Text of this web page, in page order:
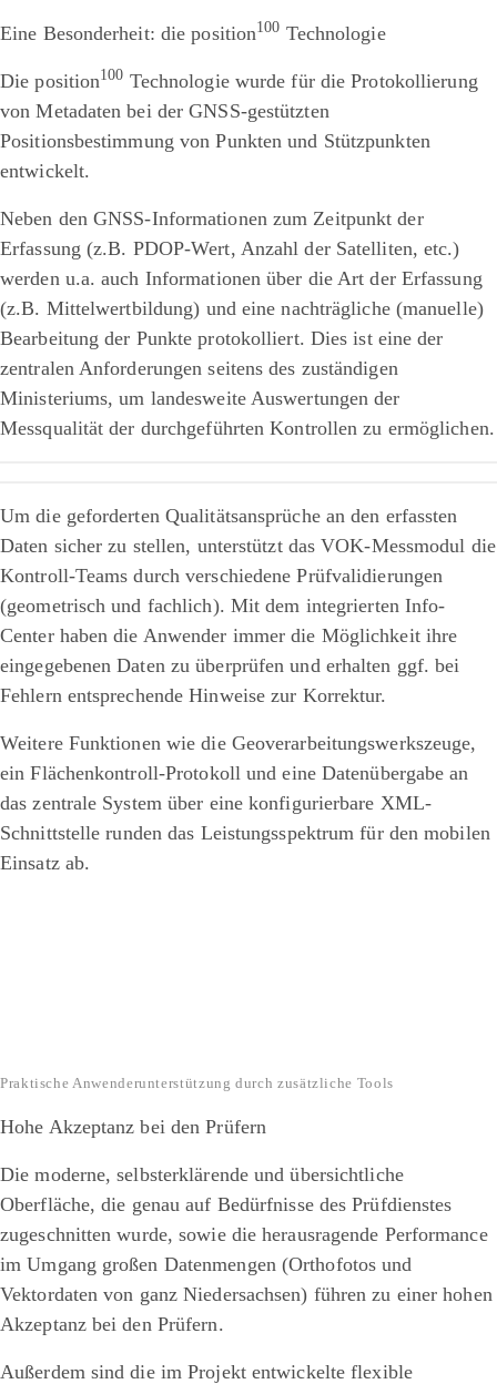
Eine Besonderheit: die position100 Technologie
Die position100 Technologie wurde für die Protokollierung
von Metadaten bei der GNSS-gestützten
Positionsbestimmung von Punkten und Stützpunkten
entwickelt.
Neben den GNSS-Informationen zum Zeitpunkt der
Erfassung (z.B. PDOP-Wert, Anzahl der Satelliten, etc.)
werden u.a. auch Informationen über die Art der Erfassung
(z.B. Mittelwertbildung) und eine nachträgliche (manuelle)
Bearbeitung der Punkte protokolliert. Dies ist eine der
zentralen Anforderungen seitens des zuständigen
Ministeriums, um landesweite Auswertungen der
Messqualität der durchgeführten Kontrollen zu ermöglichen.
Um die geforderten Qualitätsansprüche an den erfassten
Daten sicher zu stellen, unterstützt das VOK-Messmodul die
Kontroll-Teams durch verschiedene Prüfvalidierungen
(geometrisch und fachlich). Mit dem integrierten Info-
Center haben die Anwender immer die Möglichkeit ihre
eingegebenen Daten zu überprüfen und erhalten ggf. bei
Fehlern entsprechende Hinweise zur Korrektur.
Weitere Funktionen wie die Geoverarbeitungswerkszeuge,
ein Flächenkontroll-Protokoll und eine Datenübergabe an
das zentrale System über eine konfigurierbare XML-
Schnittstelle runden das Leistungsspektrum für den mobilen
Einsatz ab.
Praktische Anwenderunterstützung durch zusätzliche Tools
Hohe Akzeptanz bei den Prüfern
Die moderne, selbsterklärende und übersichtliche
Oberfläche, die genau auf Bedürfnisse des Prüfdienstes
zugeschnitten wurde, sowie die herausragende Performance
im Umgang großen Datenmengen (Orthofotos und
Vektordaten von ganz Niedersachsen) führen zu einer hohen
Akzeptanz bei den Prüfern.
Außerdem sind die im Projekt entwickelte flexible